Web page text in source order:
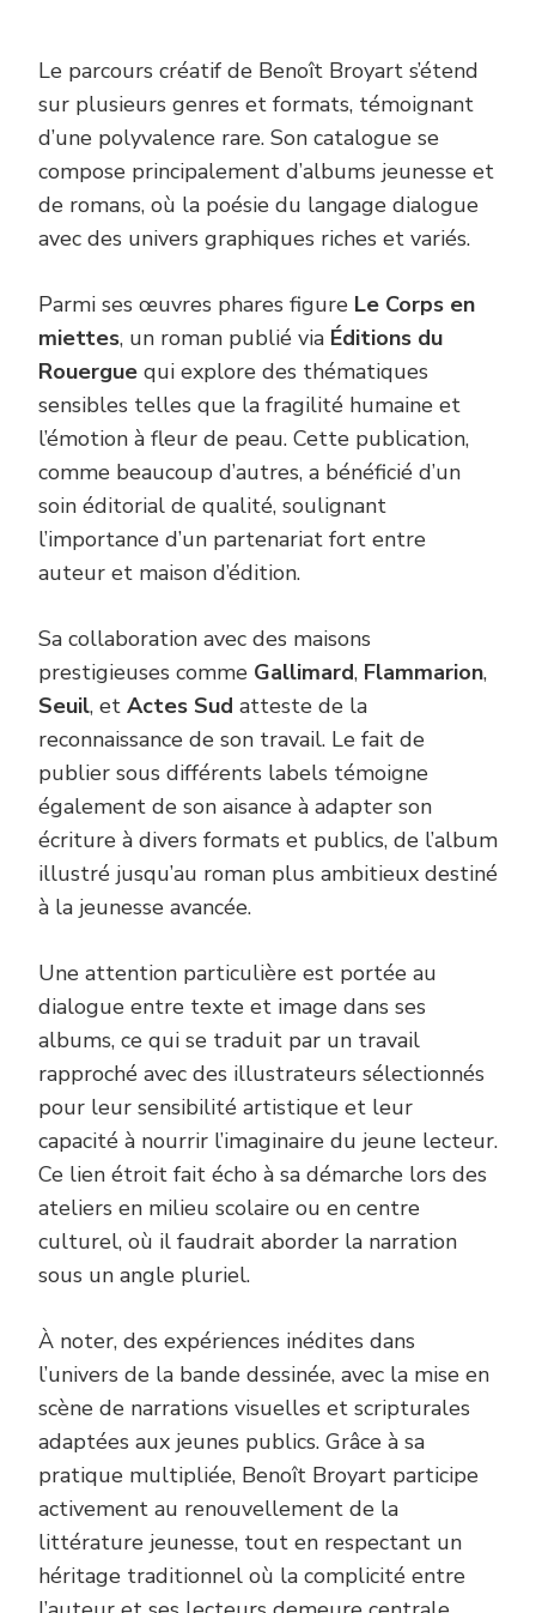
Le parcours créatif de Benoît Broyart s’étend
sur plusieurs genres et formats, témoignant
d’une polyvalence rare. Son catalogue se
compose principalement d’albums jeunesse et
de romans, où la poésie du langage dialogue
avec des univers graphiques riches et variés.
Parmi ses œuvres phares figure Le Corps en
miettes, un roman publié via Éditions du
Rouergue qui explore des thématiques
sensibles telles que la fragilité humaine et
l’émotion à fleur de peau. Cette publication,
comme beaucoup d’autres, a bénéficié d’un
soin éditorial de qualité, soulignant
l’importance d’un partenariat fort entre
auteur et maison d’édition.
Sa collaboration avec des maisons
prestigieuses comme Gallimard, Flammarion,
Seuil, et Actes Sud atteste de la
reconnaissance de son travail. Le fait de
publier sous différents labels témoigne
également de son aisance à adapter son
écriture à divers formats et publics, de l’album
illustré jusqu’au roman plus ambitieux destiné
à la jeunesse avancée.
Une attention particulière est portée au
dialogue entre texte et image dans ses
albums, ce qui se traduit par un travail
rapproché avec des illustrateurs sélectionnés
pour leur sensibilité artistique et leur
capacité à nourrir l’imaginaire du jeune lecteur.
Ce lien étroit fait écho à sa démarche lors des
ateliers en milieu scolaire ou en centre
culturel, où il faudrait aborder la narration
sous un angle pluriel.
À noter, des expériences inédites dans
l’univers de la bande dessinée, avec la mise en
scène de narrations visuelles et scripturales
adaptées aux jeunes publics. Grâce à sa
pratique multipliée, Benoît Broyart participe
activement au renouvellement de la
littérature jeunesse, tout en respectant un
héritage traditionnel où la complicité entre